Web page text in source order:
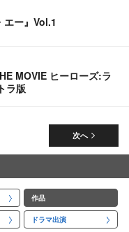
エー』Vol.1
MOVIE ヒーローズ:ラ
ラ版
次へ
作品
ドラマ出演